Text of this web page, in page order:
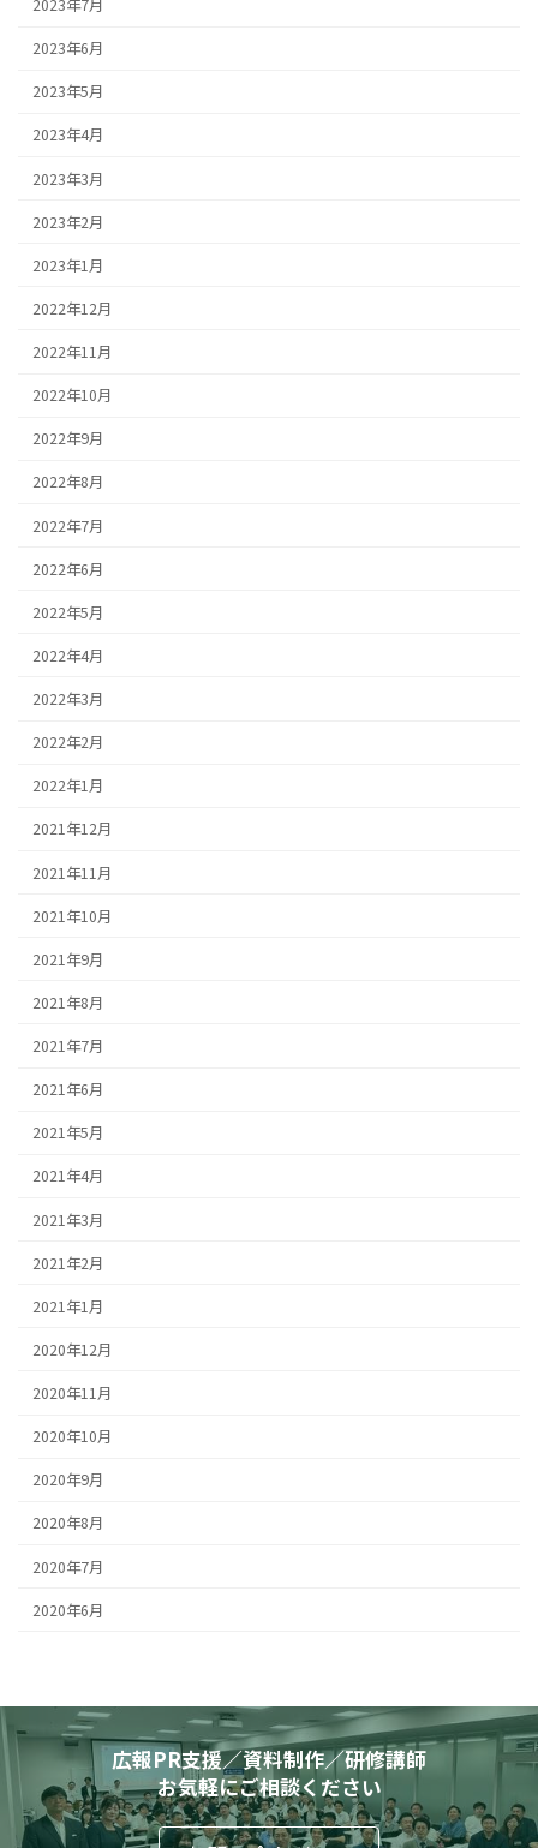
2023年7月
2023年6月
2023年5月
2023年4月
2023年3月
2023年2月
2023年1月
2022年12月
2022年11月
2022年10月
2022年9月
2022年8月
2022年7月
2022年6月
2022年5月
2022年4月
2022年3月
2022年2月
2022年1月
2021年12月
2021年11月
2021年10月
2021年9月
2021年8月
2021年7月
2021年6月
2021年5月
2021年4月
2021年3月
2021年2月
2021年1月
2020年12月
2020年11月
2020年10月
2020年9月
2020年8月
2020年7月
2020年6月
広報PR支援／資料制作／研修講師
お気軽にご相談ください